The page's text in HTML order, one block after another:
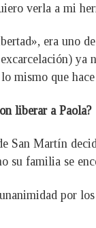
verla a mi
era uno
ya
mismo que
liberar a Paola?
San Martín
su familia se
por